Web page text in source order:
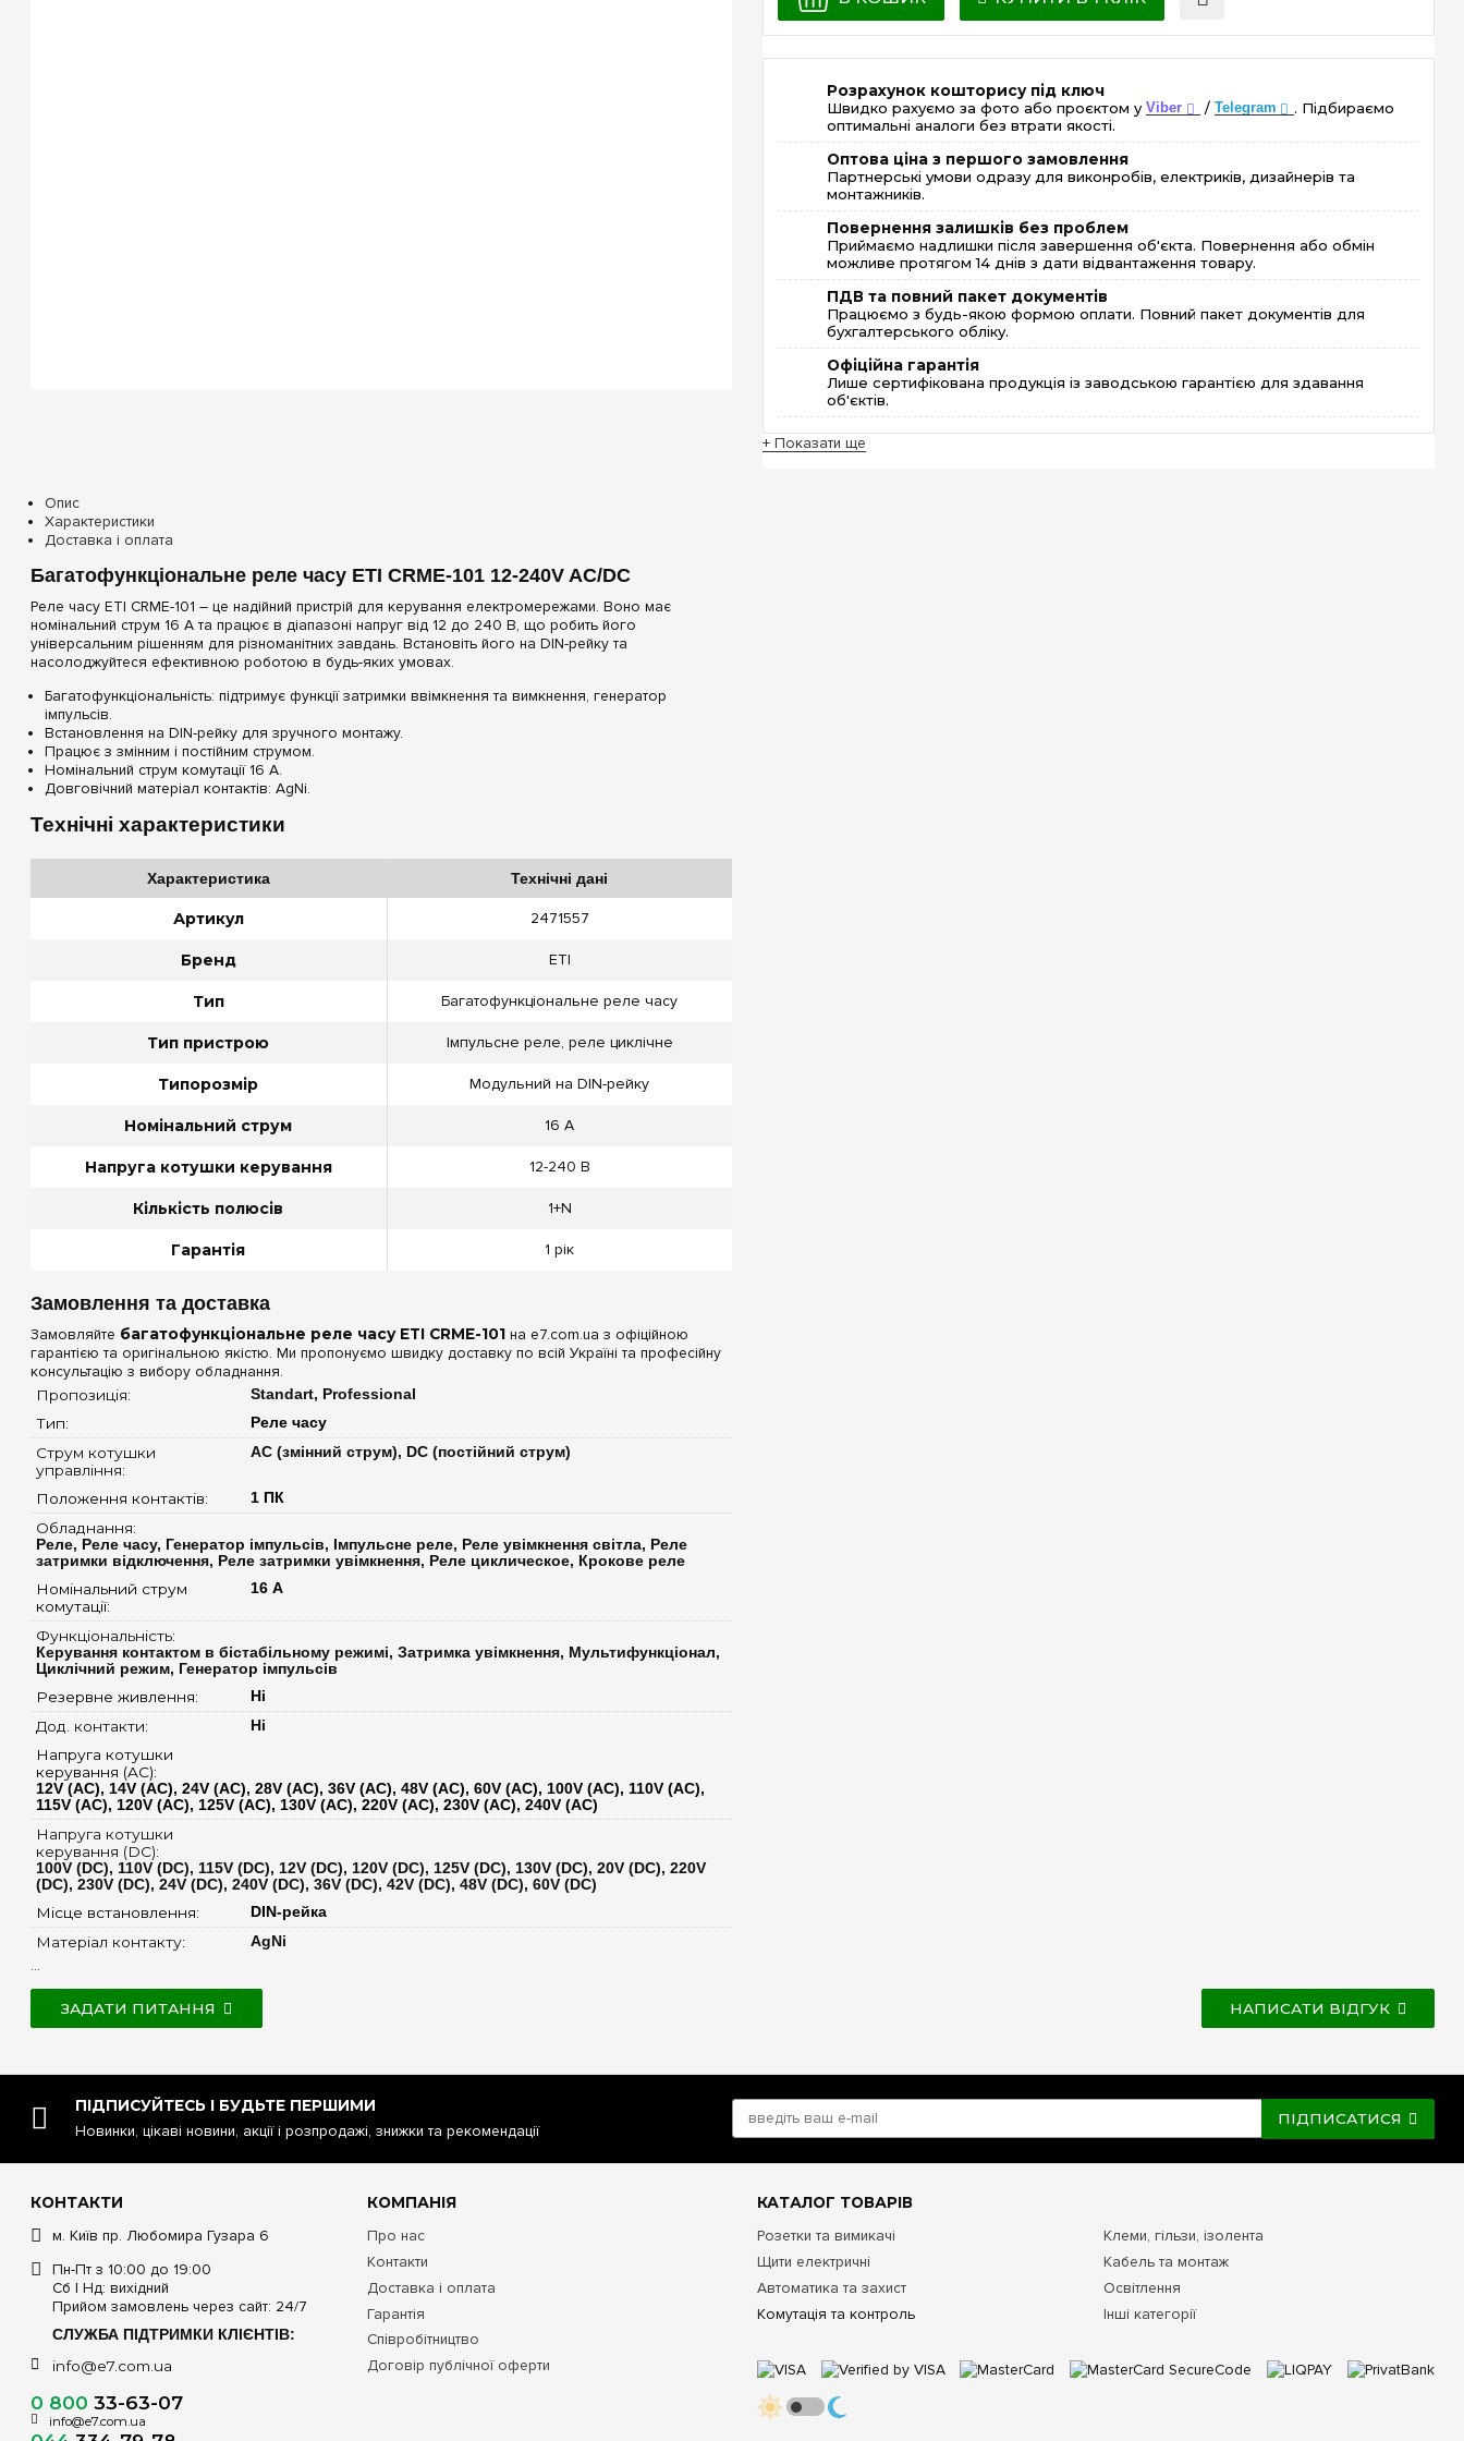
Розрахунок кошторису під ключ
Швидко рахуємо за фото або проєктом уViber / Telegram
. Підбираємо
оптимальні аналоги без втрати якості.
Оптова ціна з першого замовлення
Партнерські умови одразу для виконробів, електриків, дизайнерів та
монтажників.
Повернення залишків без проблем
Приймаємо надлишки після завершення об'єкта. Повернення або обмін
можливе протягом 14 днів з дати відвантаження товару.
ПДВ та повний пакет документів
Працюємо з будь-якою формою оплати. Повний пакет документів для
бухгалтерського обліку.
Офіційна гарантія
Лише сертифікована продукція із заводською гарантією для здавання
об'єктів.
+ Показати ще
Опис
Характеристики
Доставка і оплата
Багатофункціональне реле часу ETI CRME-101 12-240V AC/DC
Реле часу ETI CRME-101 – це надійний пристрій для керування електромережами. Воно має
номінальний струм 16 А та працює в діапазоні напруг від 12 до 240 В, що робить його
універсальним рішенням для різноманітних завдань. Встановіть його на DIN-рейку та
насолоджуйтеся ефективною роботою в будь-яких умовах.
Багатофункціональність: підтримує функції затримки ввімкнення та вимкнення, генератор
імпульсів.
Встановлення на DIN-рейку для зручного монтажу.
Працює з змінним і постійним струмом.
Номінальний струм комутації 16 А.
Довговічний матеріал контактів: AgNi.
Технічні характеристики
Характеристика Технічні дані
Артикул 2471557
Бренд ETI
Тип Багатофункціональне реле часу
Тип пристрою Імпульсне реле, реле циклічне
Типорозмір Модульний на DIN-рейку
Номінальний струм 16 А
Напруга котушки керування 12-240 В
Кількість полюсів 1+N
Гарантія 1 рік
Замовлення та доставка
Замовляйте багатофункціональне реле часу ETI CRME-101на e7.com.ua з офіційною
гарантією та оригінальною якістю. Ми пропонуємо швидку доставку по всій Україні та професійну
консультацію з вибору обладнання.
Пропозиція: Standart, Professional
Тип: Реле часу
Струм котушки
управління:
AC (змінний струм), DC (постійний струм)
Положення контактів: 1 ПК
Обладнання:
Реле, Реле часу, Генератор імпульсів, Імпульсне реле, Реле увімкнення світла, Реле
затримки відключення, Реле затримки увімкнення, Реле циклическое, Крокове реле
Номінальний струм
комутації:
16 А
Функціональність:
Керування контактом в бістабільному режимі, Затримка увімкнення, Мультифункціонал,
Циклічний режим, Генератор імпульсів
Резервне живлення: Ні
Дод. контакти: Ні
Напруга котушки
керування (AC):
12V (AC), 14V (AC), 24V (AC), 28V (AC), 36V (AC), 48V (AC), 60V (AC), 100V (AC), 110V (AC),
115V (AC), 120V (AC), 125V (AC), 130V (AC), 220V (AC), 230V (AC), 240V (AC)
Напруга котушки
керування (DC):
100V (DC), 110V (DC), 115V (DC), 12V (DC), 120V (DC), 125V (DC), 130V (DC), 20V (DC), 220V
(DC), 230V (DC), 24V (DC), 240V (DC), 36V (DC), 42V (DC), 48V (DC), 60V (DC)
Місце встановлення: DIN-рейка
Матеріал контакту: AgNi
...
ЗАДАТИ ПИТАННЯ НАПИСАТИ ВІДГУК
ПІДПИСУЙТЕСЬ І БУДЬТЕ ПЕРШИМИ
Новинки, цікаві новини, акції і розпродажі, знижки та рекомендації
ПІДПИСАТИСЯ
КОНТАКТИ
м. Київ пр. Любомира Гузара 6
Пн-Пт з 10:00 до 19:00
Сб | Нд: вихідний
Прийом замовлень через сайт: 24/7
СЛУЖБА ПІДТРИМКИ КЛІЄНТІВ:
info@e7.com.ua
0 800 33-63-07
info@e7.com.ua
КОМПАНІЯ
Про нас
Контакти
Доставка і оплата
Гарантія
Співробітництво
Договір публічної оферти
КАТАЛОГ ТОВАРІВ
Розетки та вимикачі
Щити електричні
Автоматика та захист
Комутація та контроль
Клеми, гільзи, ізолента
Кабель та монтаж
Освітлення
Інші категорії